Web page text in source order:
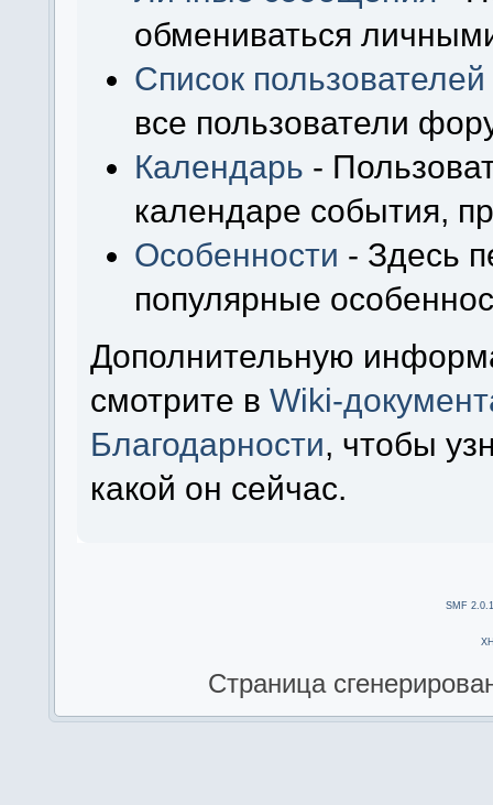
обмениваться
Список пользователей
все пользователи
Календарь -
календаре события,
Особенности - Здесь
популярные
Дополнительную
смотрите вWiki-
Благодарности, чтобы
какой он сейчас.
SMF
Страница